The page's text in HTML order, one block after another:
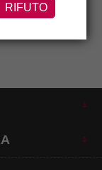
RIFUTO